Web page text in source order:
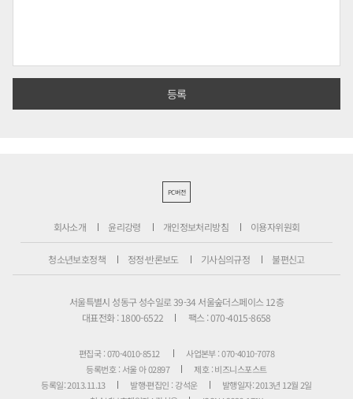
PC버전
회사소개 윤리강령 개인정보처리방침 이용자위원회
청소년보호정책 정정·반론보도 기사심의규정 불편신고
서울특별시 성동구 성수일로 39-34 서울숲더스페이스 12층
대표전화 : 1800-6522
팩스 : 070-4015-8658
편집국 : 070-4010-8512
사업본부 : 070-4010-7078
등록번호 : 서울 아 02897
제호 : 비즈니스포스트
등록일: 2013.11.13
발행·편집인 : 강석운
발행일자: 2013년 12월 2일